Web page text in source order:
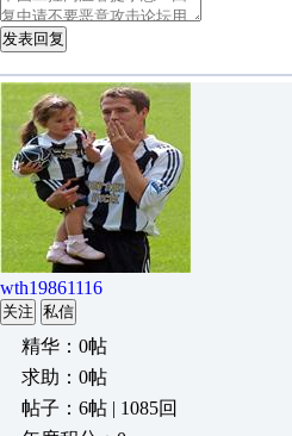
发表回复
wth19861116
关注 私信
精华：0帖
求助：0帖
帖子：6帖 | 1085回